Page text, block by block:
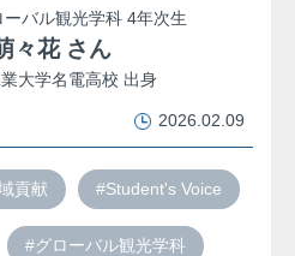
バル観光学科 4年次生
々花 さん
大学名電高校 出身
2026.02.09
貢献 #Student's Voice
#グローバル観光学科